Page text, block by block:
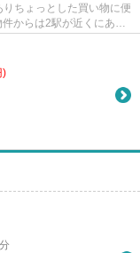
ちょっとした買い物に便
からは2駅が近くにあ
)